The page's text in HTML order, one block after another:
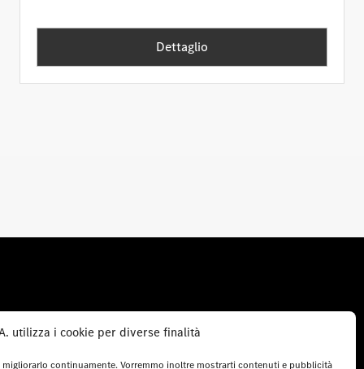
utilizza i cookie per diverse finalità
continuamente. Vorremmo inoltre mostrarti contenuti e pubblicità
Dettaglio
Service